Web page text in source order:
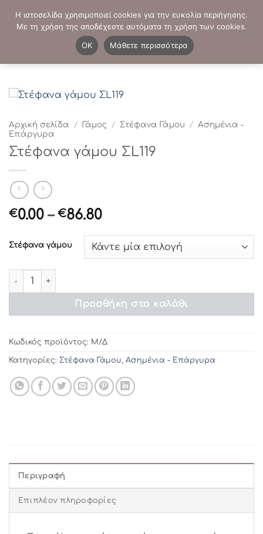
στο
ΤΗΛΕΦΩΝΙΚΕΣ ΠΑΡΑΓΓΕΛΙΕΣ: - 2103821941
Αρχική σελίδα / Γάμος / Στέφανα Γάμου / Ασημένια -
Επάργυρα
Στέφανα γάμου ΣL119
€0.00 – €86.80Price
€0.00
through
Στέφανα γάμου
Στέφανα γάμου ΣL119 ποσότητα
Προσθήκη στο καλάθι
Κωδικός προϊόντος: Μ/Δ
Κατηγορίες: Στέφανα Γάμου, Ασημένια - Επάργυρα
Περιγραφή
Επιπλέον πληροφορίες
Η ιστοσελίδα χρησιμοποιεί cookies για την ευκολία περιήγησης.
Με τη χρήση της αποδέχεστε αυτόματα τη χρήση των cookies.
OK
Μάθετε περισσότερα